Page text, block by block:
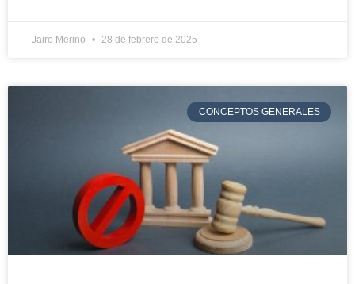
Jairo Merino 28 de febrero de 2025
CONCEPTOS GENERALES